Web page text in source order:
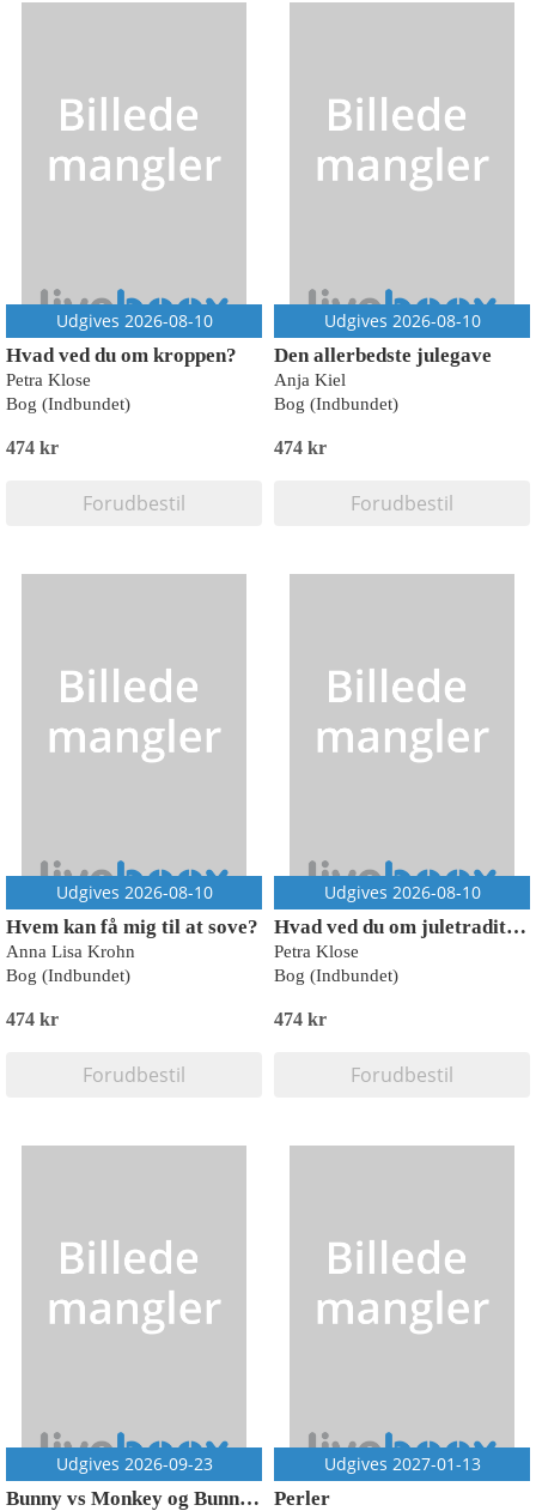
Udgives 2026-08-10
Hvad ved du om kroppen?
Petra Klose
Bog (Indbundet)
474 kr
Forudbestil
Udgives 2026-08-10
Den allerbedste julegave
Anja Kiel
Bog (Indbundet)
474 kr
Forudbestil
Udgives 2026-08-10
Hvem kan få mig til at sove?
Anna Lisa Krohn
Bog (Indbundet)
474 kr
Forudbestil
Udgives 2026-08-10
Hvad ved du om juletraditioner?
Petra Klose
Bog (Indbundet)
474 kr
Forudbestil
Udgives 2026-09-23
Bunny vs Monkey og Bunny Bonanza!
Udgives 2027-01-13
Perler